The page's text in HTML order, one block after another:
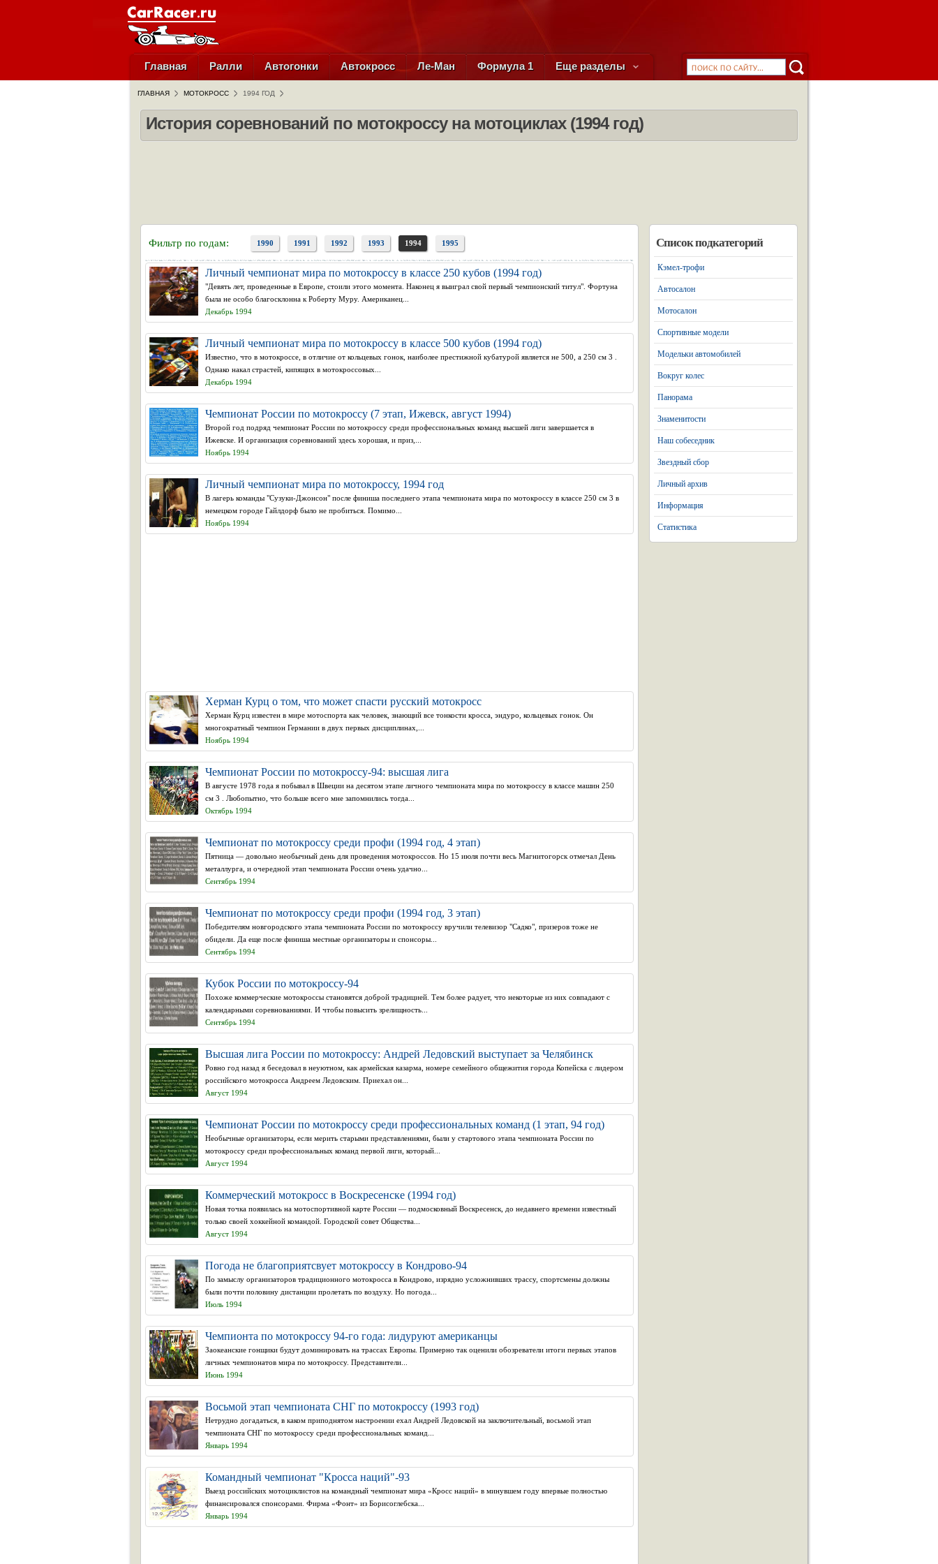
Главная Ралли Автогонки Автокросс Ле-Ман Формула 1 Еще разделы
ГЛАВНАЯ МОТОКРОСС 1994 ГОД
История соревнований по мотокроссу на мотоциклах (1994 год)
Фильтр по годам: 1990 1991 1992 1993 1994 1995
Личный чемпионат мира по мотокроссу в классе 250 кубов (1994 год)
"Девять лет, проведенные в Европе, стоили этого момента. Наконец я выиграл свой первый чемпионский титул". Фортуна
была не особо благосклонна к Роберту Муру. Американец...
Декабрь 1994
Личный чемпионат мира по мотокроссу в классе 500 кубов (1994 год)
Известно, что в мотокроссе, в отличие от кольцевых гонок, наиболее престижной кубатурой является не 500, а 250 см 3 .
Однако накал страстей, кипящих в мотокроссовых...
Декабрь 1994
Чемпионат России по мотокроссу (7 этап, Ижевск, август 1994)
Второй год подряд чемпионат России по мотокроссу среди профессиональных команд высшей лиги завершается в
Ижевске. И организация соревнований здесь хорошая, и приз,...
Ноябрь 1994
Личный чемпионат мира по мотокроссу, 1994 год
В лагерь команды "Сузуки-Джонсон" после финиша последнего этапа чемпионата мира по мотокроссу в классе 250 см 3 в
немецком городе Гайлдорф было не пробиться. Помимо...
Ноябрь 1994
Херман Курц о том, что может спасти русский мотокросс
Херман Курц известен в мире мотоспорта как человек, знающий все тонкости кросса, эндуро, кольцевых гонок. Он
многократный чемпион Германии в двух первых дисциплинах,...
Ноябрь 1994
Чемпионат России по мотокроссу-94: высшая лига
В августе 1978 года я побывал в Швеции на десятом этапе личного чемпионата мира по мотокроссу в классе машин 250
см 3 . Любопытно, что больше всего мне запомнились тогда...
Октябрь 1994
Чемпионат по мотокроссу среди профи (1994 год, 4 этап)
Пятница — довольно необычный день для проведения мотокроссов. Но 15 июля почти весь Магнитогорск отмечал День
металлурга, и очередной этап чемпионата России очень удачно...
Сентябрь 1994
Чемпионат по мотокроссу среди профи (1994 год, 3 этап)
Победителям новгородского этапа чемпионата России по мотокроссу вручили телевизор "Садко", призеров тоже не
обидели. Да еще после финиша местные организаторы и спонсоры...
Сентябрь 1994
Кубок России по мотокроссу-94
Похоже коммерческие мотокроссы становятся доброй традицией. Тем более радует, что некоторые из них совпадают с
календарными соревнованиями. И чтобы повысить зрелищность...
Сентябрь 1994
Высшая лига России по мотокроссу: Андрей Ледовский выступает за Челябинск
Ровно год назад я беседовал в неуютном, как армейская казарма, номере семейного общежития города Копейска с лидером
российского мотокросса Андреем Ледовским. Приехал он...
Август 1994
Чемпионат России по мотокроссу среди профессиональных команд (1 этап, 94 год)
Необычные организаторы, если мерить старыми представлениями, были у стартового этапа чемпионата России по
мотокроссу среди профессиональных команд первой лиги, который...
Август 1994
Коммерческий мотокросс в Воскресенске (1994 год)
Новая точка появилась на мотоспортивной карте России — подмосковный Воскресенск, до недавнего времени известный
только своей хоккейной командой. Городской совет Общества...
Август 1994
Погода не благоприятсвует мотокроссу в Кондрово-94
По замыслу организаторов традиционного мотокросса в Кондрово, изрядно усложнивших трассу, спортсмены должны
были почти половину дистанции пролетать по воздуху. Но погода...
Июль 1994
Чемпионта по мотокроссу 94-го года: лидуруют американцы
Заокеанские гонщики будут доминировать на трассах Европы. Примерно так оценили обозреватели итоги первых этапов
личных чемпионатов мира по мотокроссу. Представители...
Июнь 1994
Восьмой этап чемпионата СНГ по мотокроссу (1993 год)
Нетрудно догадаться, в каком приподнятом настроении ехал Андрей Ледовской на заключительный, восьмой этап
чемпионата СНГ по мотокроссу среди профессиональных команд...
Январь 1994
Командный чемпионат "Кросса наций"-93
Выезд российских мотоциклистов на командный чемпионат мира «Кросс наций» в минувшем году впервые полностью
финансировался спонсорами. Фирма «Фонт» из Борисоглебска...
Январь 1994
Список подкатегорий
Кэмел-трофи
Автосалон
Мотосалон
Спортивные модели
Модельки автомобилей
Вокруг колес
Панорама
Знаменитости
Наш собеседник
Звездный сбор
Личный архив
Информация
Статистика